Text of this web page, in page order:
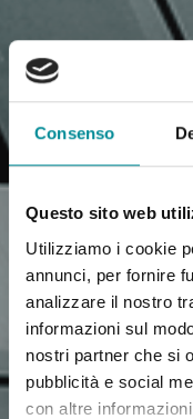
Consenso
Questo sito web
Utilizziamo i cookie
annunci, per fornire
analizzare il nostro
informazioni sul
nostri partner che si
pubblicità e social
con altre